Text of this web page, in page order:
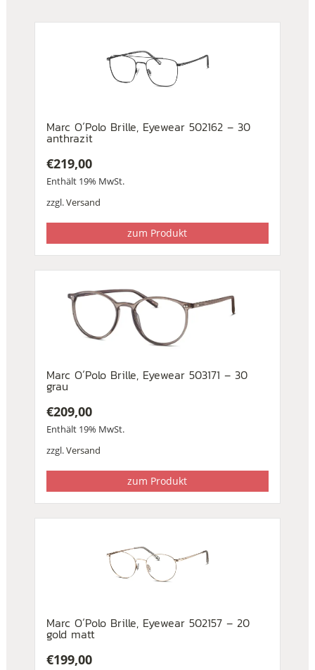
Marc O´Polo Brille, Eyewear 502162 – 30
anthrazit
€219,00
Enthält 19% MwSt.
zzgl.Versand
zum Produkt
Marc O´Polo Brille, Eyewear 503171 – 30
grau
€209,00
Enthält 19% MwSt.
zzgl.Versand
zum Produkt
Marc O´Polo Brille, Eyewear 502157 – 20
gold matt
€199,00